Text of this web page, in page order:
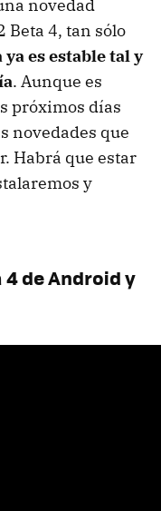
novedad
Beta 4, tan sólo
es estable tal y
. Aunque es
próximos días
novedades que
Habrá que estar
y
de Android y